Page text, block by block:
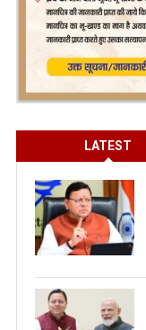
LATEST